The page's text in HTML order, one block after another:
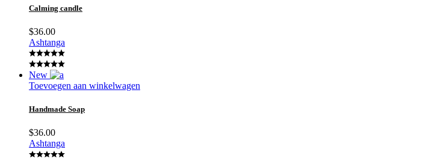
Calming candle
$36.00
Ashtanga
New
Toevoegen aan winkelwagen
Handmade Soap
$36.00
Ashtanga